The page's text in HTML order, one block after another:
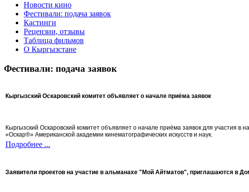
Новости кино
Фестивали: подача заявок
Кастинги
Рецензии, отзывы
Таблица фильмов
О Кыргызстане
Фестивали: подача заявок
Кыргызский Оскаровский комитет объявляет о начале приёма заявок
Кыргызский Оскаровский комитет объявляет о начале приёма заявок для участия
«Оскар®» Американской академии кинематографических искусств и наук.
Подробнее ...
Заявители проектов на участие в альманахе "Мой Айтматов", приглашаются в